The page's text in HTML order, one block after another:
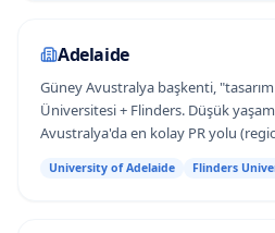
Adelaide
Güney Avustralya başkenti,
Üniversitesi + Flinders. Düşük
Avustralya'da en kolay PR yolu
University of Adelaide Flinders